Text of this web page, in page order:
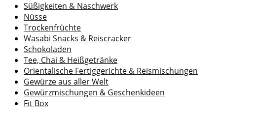
Süßigkeiten & Naschwerk
Nüsse
Trockenfrüchte
Wasabi Snacks & Reiscracker
Schokoladen
Tee, Chai & Heißgetränke
Orientalische Fertiggerichte & Reismischungen
Gewürze aus aller Welt
Gewürzmischungen & Geschenkideen
Fit Box